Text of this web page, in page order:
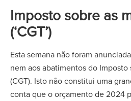
Imposto sobre as
(‘CGT’)
Esta semana não foram
nem aos abatimentos do
(CGT). Isto não constitui uma
conta que o orçamento de 2024